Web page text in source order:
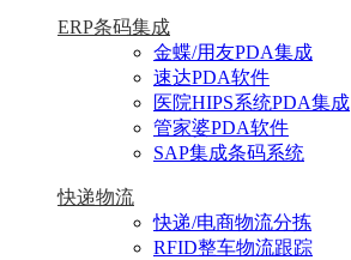
ERP条码集成
金蝶/用友PDA集成
速达PDA软件
医院HIPS系统PDA集成
管家婆PDA软件
SAP集成条码系统
快递物流
快递/电商物流分拣
RFID整车物流跟踪